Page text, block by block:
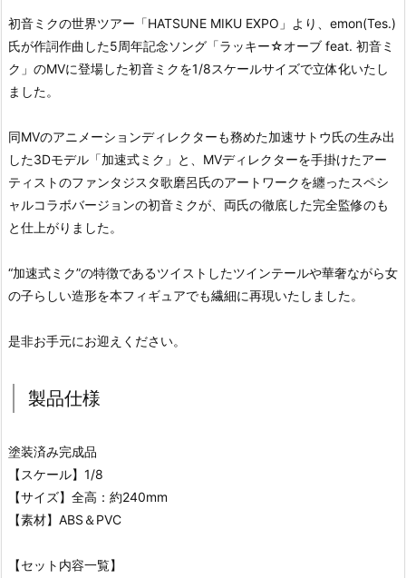
初音ミクの世界ツアー「HATSUNE MIKU EXPO」より、emon(Tes.)
氏が作詞作曲した5周年記念ソング「ラッキー☆オーブ feat. 初音ミ
ク」のMVに登場した初音ミクを1/8スケールサイズで立体化いたし
ました。
同MVのアニメーションディレクターも務めた加速サトウ氏の生み出
した3Dモデル「加速式ミク」と、MVディレクターを手掛けたアー
ティストのファンタジスタ歌磨呂氏のアートワークを纏ったスペシ
ャルコラボバージョンの初音ミクが、両氏の徹底した完全監修のも
と仕上がりました。
“加速式ミク”の特徴であるツイストしたツインテールや華奢ながら女
の子らしい造形を本フィギュアでも繊細に再現いたしました。
是非お手元にお迎えください。
製品仕様
塗装済み完成品
【スケール】1/8
【サイズ】全高：約240mm
【素材】ABS＆PVC
【セット内容一覧】